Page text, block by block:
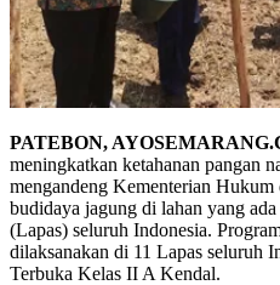
PATEBON,
meningkatkan ketahanan pangan
mengandeng Kementerian
budidaya jagung di lahan yang
(Lapas) seluruh Indonesia.
dilaksanakan di 11 Lapas seluruh
Terbuka Kelas II A Kendal.